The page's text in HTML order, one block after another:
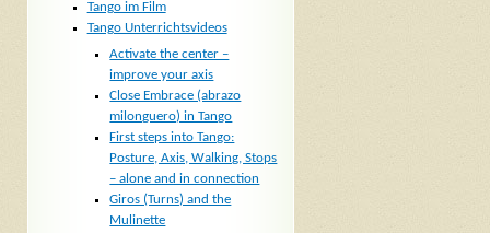
Tango im Film
Tango Unterrichtsvideos
Activate the center –
improve your axis
Close Embrace (abrazo
milonguero) in Tango
First steps into Tango:
Posture, Axis, Walking, Stops
– alone and in connection
Giros (Turns) and the
Mulinette